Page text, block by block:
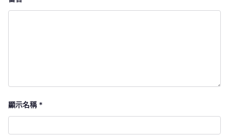
顯示名稱 *